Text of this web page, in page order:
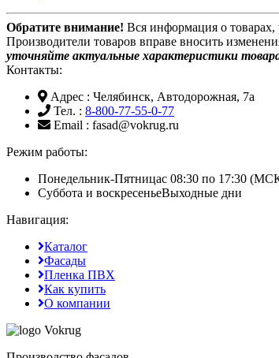
Обратите внимание! Вся информация о товарах,
Производители товаров вправе вносить
уточняйте актуальные характеристики
Контакты:
Адрес : Челябинск, Автодорожная, 7а
Тел. : 8-800-77-55-0-77
Email : fasad@vokrug.ru
Режим работы:
Понедельник-Пятницас 08:30 по 17:30
Суббота и воскресеньеВыходные дни
Навигация:
Каталог
Фасады
Пленка ПВХ
Как купить
О компании